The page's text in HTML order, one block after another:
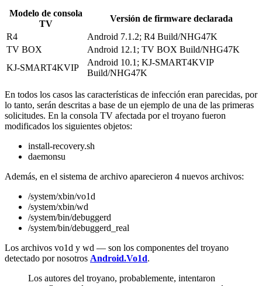
Modelo de consola
TV
Versión de firmware declarada
R4
Android 7.1.2; R4 Build/NHG47K
TV BOX
Android 12.1; TV BOX Build/NHG47K
KJ-SMART4KVIP
Android 10.1; KJ-SMART4KVIP
Build/NHG47K
En todos los casos las características de infección eran parecidas, por
lo tanto, serán descritas a base de un ejemplo de una de las primeras
solicitudes. En la consola TV afectada por el troyano fueron
modificados los siguientes objetos:
install-recovery.sh
daemonsu
Además, en el sistema de archivo aparecieron 4 nuevos archivos:
/system/xbin/vo1d
/system/xbin/wd
/system/bin/debuggerd
/system/bin/debuggerd_real
Los archivos vo1d y wd — son los componentes del troyano
detectado por nosotros Android.Vo1d.
Los autores del troyano, probablemente, intentaron